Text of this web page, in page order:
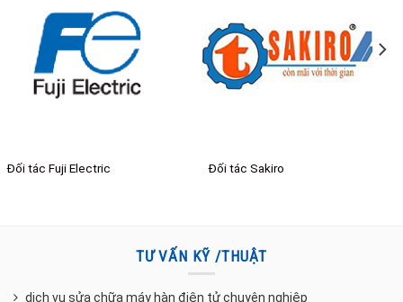
Đối tác 12H Powerful
TƯ VẤN KỸ /THUẬT
dịch vụ sửa chữa máy hàn điện tử chuyên nghiệp